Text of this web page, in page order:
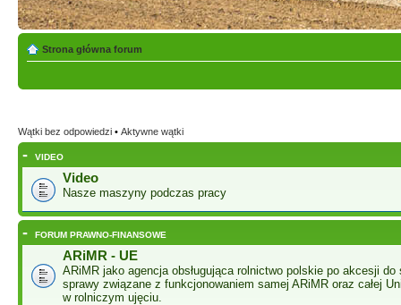
Strona główna forum
Wątki bez odpowiedzi • Aktywne wątki
- VIDEO
Video
Nasze maszyny podczas pracy
- FORUM PRAWNO-FINANSOWE
ARiMR - UE
ARiMR jako agencja obsługująca rolnictwo polskie po akcesji do
sprawy związane z funkcjonowaniem samej ARiMR oraz całej
w rolniczym ujęciu.